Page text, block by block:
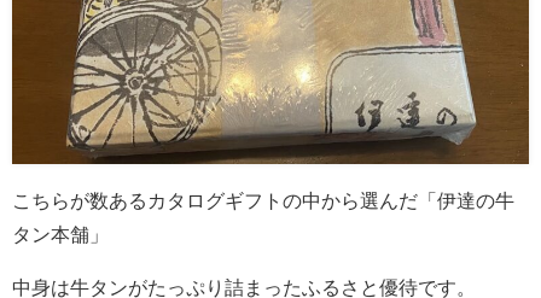
こちらが数あるカタログギフトの中から選んだ「伊達の牛
タン本舗」
中身は牛タンがたっぷり詰まったふるさと優待です。